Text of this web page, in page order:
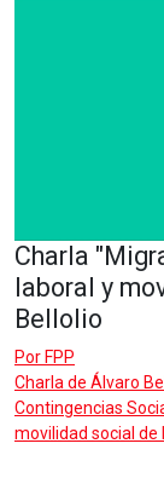
Charla
laboral y
Bellolio
Por FPP
Charla de Álvaro
Contingencias
movilidad social de